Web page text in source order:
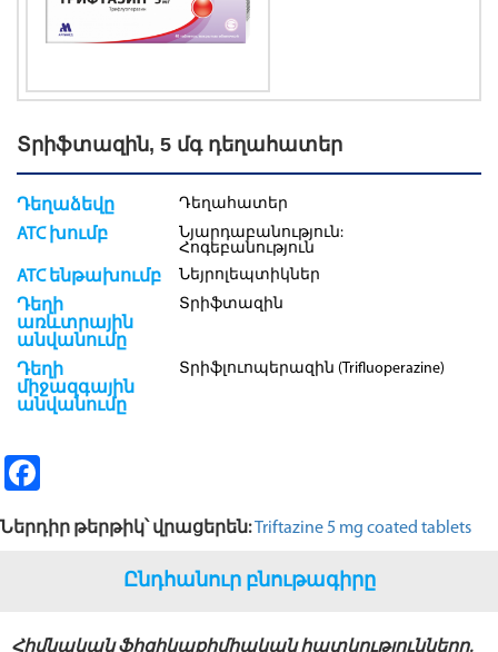
Տրիֆտազին, 5 մգ դեղահատեր
Դեղաձեվը Դեղահատեր
ATC խումբ
Նյարդաբանություն:
Հոգեբանություն
ATC ենթախումբ Նեյրոլեպտիկներ
Դեղի
առևտրային
անվանումը
Տրիֆտազին
Դեղի
միջազգային
անվանումը
Տրիֆլուոպերազին (Trifluoperazine)
b
Ներդիր թերթիկ՝ վրացերեն:Triftazine 5 mg coated tablets
Ընդհանուր բնութագիրը
Հիմնական ֆիզիկաքիմիական հատկությունները.